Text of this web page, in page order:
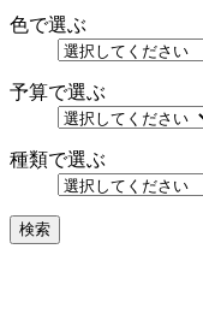
色で選ぶ
予算で選ぶ
種類で選ぶ